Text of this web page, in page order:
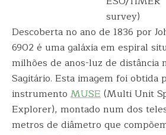
survey)
Descoberta no ano de 1836 por
6902 é uma galáxia em espiral
milhões de anos-luz de distância
Sagitário. Esta imagem foi obtida
instrumento MUSE(Multi Unit
Explorer), montado num dos
metros de diâmetro que